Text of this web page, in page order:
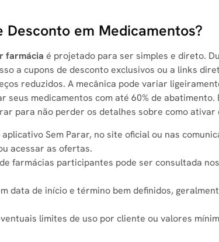
em Medicamentos?
farmácia é projetado para ser simples e direto.
a cupons de desconto exclusivos ou a links
reduzidos. A mecânica pode variar
seus medicamentos com até 60% de abatimento.
para não perder os detalhes sobre como ativar
Sem Parar, no site oficial ou nas
acessar as ofertas.
farmácias participantes pode ser consultada
data de início e término bem definidos,
limites de uso por cliente ou valores